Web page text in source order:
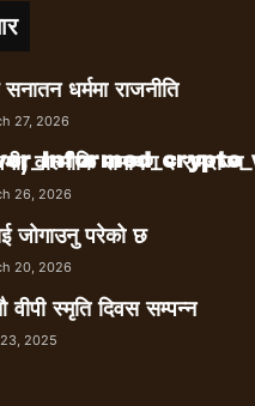
धर्ममा राजनीति
27, 2026
वाल्मीकि रामायण र रामराज्य
26, 2026
जोगाउनु परेको छ
20, 2026
स्मृति दिवस सम्पन्न
2025